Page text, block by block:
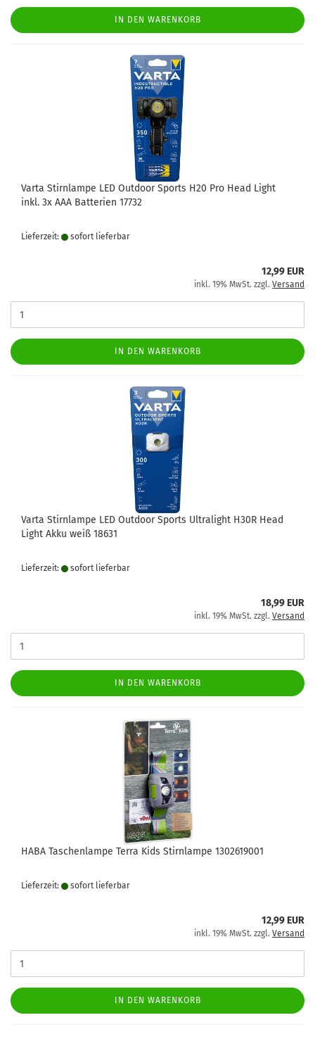
IN DEN WARENKORB
Varta Stirnlampe LED Outdoor Sports H20 Pro Head Light
inkl. 3x AAA Batterien 17732
Lieferzeit: sofort lie­fer­bar
12,99 EUR
inkl. 19% MwSt. zzgl. Versand
IN DEN WARENKORB
Varta Stirnlampe LED Outdoor Sports Ultralight H30R Head
Light Akku weiß 18631
Lieferzeit: sofort lie­fer­bar
18,99 EUR
inkl. 19% MwSt. zzgl. Versand
IN DEN WARENKORB
HABA Taschenlampe Terra Kids Stirnlampe 1302619001
Lieferzeit: sofort lie­fer­bar
12,99 EUR
inkl. 19% MwSt. zzgl. Versand
IN DEN WARENKORB